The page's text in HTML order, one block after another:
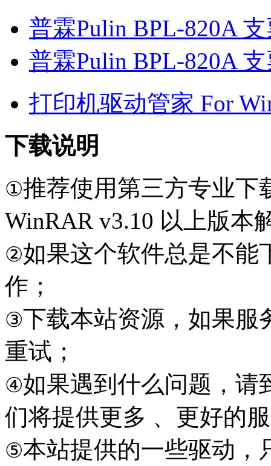
普霖Pulin BPL-820A
普霖Pulin BPL-820A
打印机驱动管家 For
下载说明
①推荐使用第三方专业下
WinRAR v3.10 以上版本
②如果这个软件总是不能
作；
③下载本站资源，如果服
重试；
④如果遇到什么问题，请
们将提供更多 、更好的
⑤本站提供的一些驱动，